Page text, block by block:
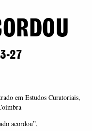
27
em Estudos Curatoriais,
acordou”,